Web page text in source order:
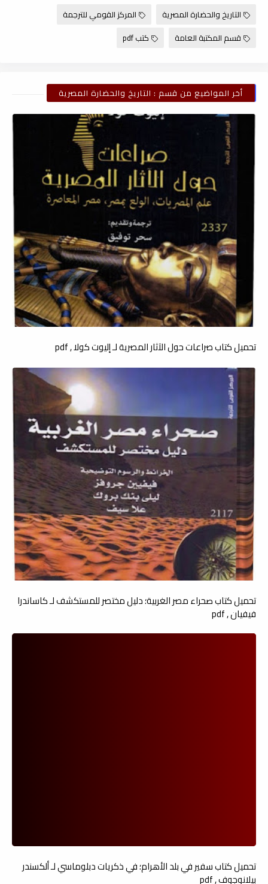
التاريخ والحضارة المصرية
المركز القومي للترجمة
قسم المكتبة العامة
كتب pdf
أخر المواضيع من قسم : التاريخ والحضارة المصرية
تحميل كتاب صراعات حول الآثار المصرية لـ إليوت كولا , pdf
تحميل كتاب صحراء مصر الغربية؛ دليل مختصر للمستكشف لـ كاساندرا
فيفيان , pdf
تحميل كتاب سفير في بلد الأھرام؛ في ذكريات دبلوماسي لـ ألكسندر
بيلانوجوف , pdf